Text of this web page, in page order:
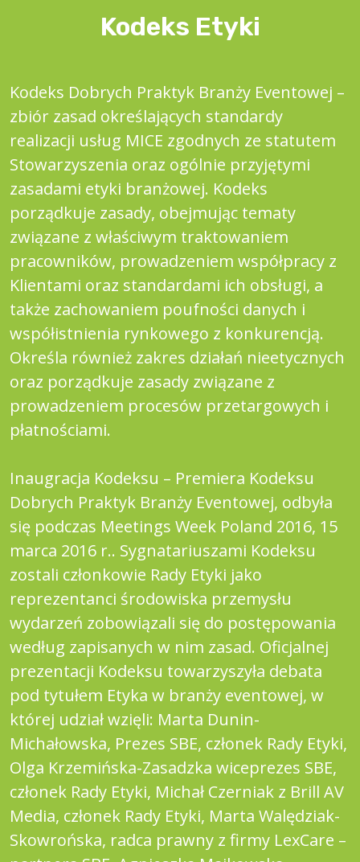
Kodeks Etyki
Kodeks Dobrych Praktyk Branży Eventowej –
zbiór zasad określających standardy
realizacji usług MICE zgodnych ze statutem
Stowarzyszenia oraz ogólnie przyjętymi
zasadami etyki branżowej. Kodeks
porządkuje zasady, obejmując tematy
związane z właściwym traktowaniem
pracowników, prowadzeniem współpracy z
Klientami oraz standardami ich obsługi, a
także zachowaniem poufności danych i
współistnienia rynkowego z konkurencją.
Określa również zakres działań nieetycznych
oraz porządkuje zasady związane z
prowadzeniem procesów przetargowych i
płatnościami.
Inaugracja Kodeksu – Premiera Kodeksu
Dobrych Praktyk Branży Eventowej, odbyła
się podczas Meetings Week Poland 2016, 15
marca 2016 r.. Sygnatariuszami Kodeksu
zostali członkowie Rady Etyki jako
reprezentanci środowiska przemysłu
wydarzeń zobowiązali się do postępowania
według zapisanych w nim zasad. Oficjalnej
prezentacji Kodeksu towarzyszyła debata
pod tytułem Etyka w branży eventowej, w
której udział wzięli: Marta Dunin-
Michałowska, Prezes SBE, członek Rady Etyki,
Olga Krzemińska-Zasadzka wiceprezes SBE,
członek Rady Etyki, Michał Czerniak z Brill AV
Media, członek Rady Etyki, Marta Walędziak-
Skowrońska, radca prawny z firmy LexCare –